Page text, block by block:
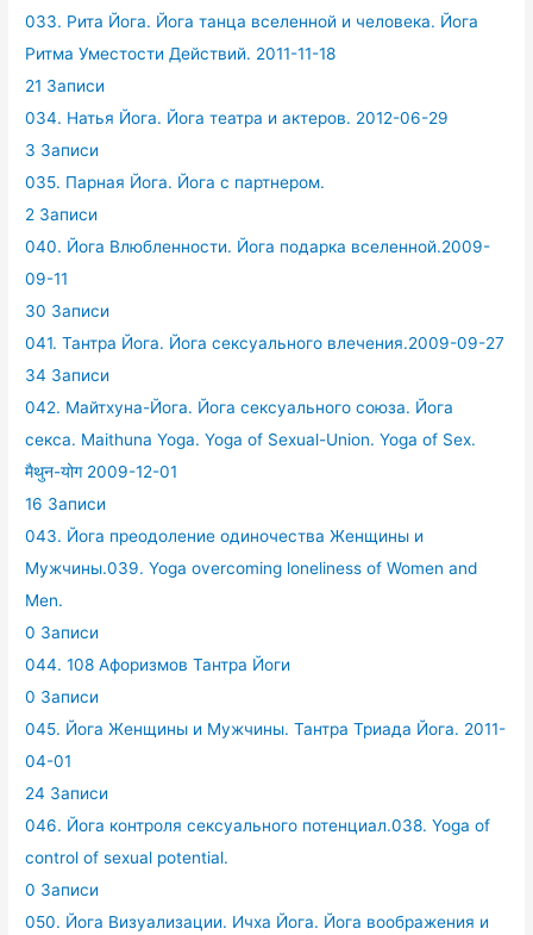
033. Рита Йога. Йога танца вселенной и человека. Йога
Ритма Уместости Действий. 2011-11-18
21 Записи
034. Натья Йога. Йога театра и актеров. 2012-06-29
3 Записи
035. Парная Йога. Йога с партнером.
2 Записи
040. Йога Влюбленности. Йога подарка вселенной.2009-
09-11
30 Записи
041. Тантра Йога. Йога сексуального влечения.2009-09-27
34 Записи
042. Майтхуна-Йога. Йога сексуального союза. Йога
секса. Maithuna Yoga. Yoga of Sexual-Union. Yoga of Sex.
मैथुन-योग 2009-12-01
16 Записи
043. Йога преодоление одиночества Женщины и
Мужчины.039. Yoga overcoming loneliness of Women and
Men.
0 Записи
044. 108 Афоризмов Тантра Йоги
0 Записи
045. Йога Женщины и Мужчины. Тантра Триада Йога. 2011-
04-01
24 Записи
046. Йога контроля сексуального потенциал.038. Yoga of
control of sexual potential.
0 Записи
050. Йога Визуализации. Ичха Йога. Йога воображения и